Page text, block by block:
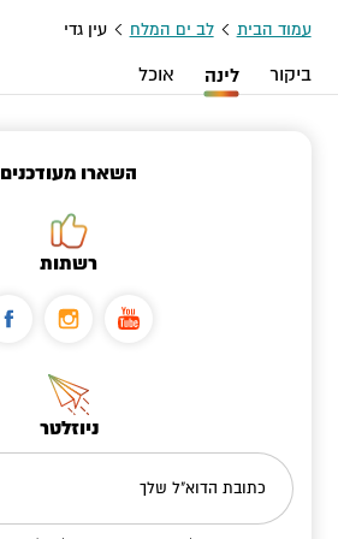
עמוד הבית לב ים המלח עין גדי
ביקור לינה אוכל
השארו מעודכנים
רשתות
ניוזלטר
כתובת הדוא"ל שלך